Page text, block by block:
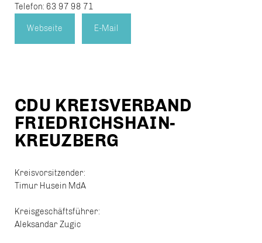
Telefon: 63 97 98 71
Webseite E-Mail
CDU KREISVERBAND
FRIEDRICHSHAIN-
KREUZBERG
Kreisvorsitzender:
Timur Husein MdA
Kreisgeschäftsführer:
Aleksandar Zugic